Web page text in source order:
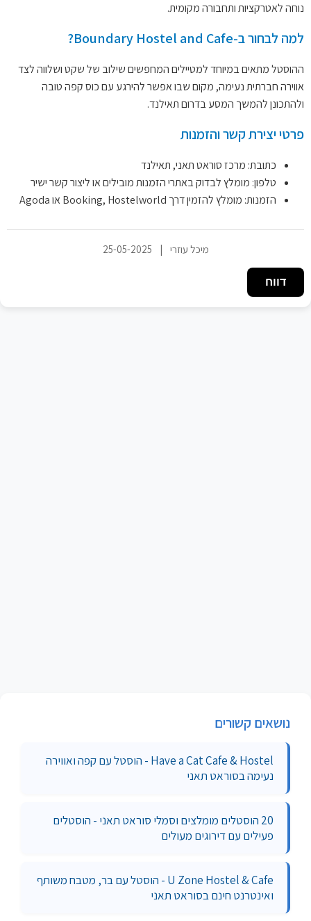
נוחה לאטרקציות ותחבורה מקומית.
למה לבחור ב-Boundary Hostel and Cafe?
ההוסטל מתאים במיוחד למטיילים המחפשים שילוב של שקט ושלווה לצד
אווירה חברתית נעימה, מקום שבו אפשר להירגע עם כוס קפה טובה
ולהתכונן להמשך המסע בדרום תאילנד.
פרטי יצירת קשר והזמנות
כתובת: מרכז סוראט תאני, תאילנד
טלפון: מומלץ לבדוק באתרי הזמנות מובילים או ליצור קשר ישיר
הזמנות: מומלץ להזמין דרך Booking, Hostelworld או Agoda
מיכל עוזרי |
25-05-2025
דווח
נושאים קשורים
Have a Cat Cafe & Hostel - הוסטל עם קפה ואווירה
נעימה בסוראט תאני
20 הוסטלים מומלצים וסמלי סוראט תאני - הוסטלים
פעילים עם דירוגים מעולים
U Zone Hostel & Cafe - הוסטל עם בר, מטבח משותף
ואינטרנט חינם בסוראט תאני